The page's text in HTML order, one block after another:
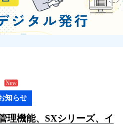
知らせ
理機能、SXシリーズ、イ